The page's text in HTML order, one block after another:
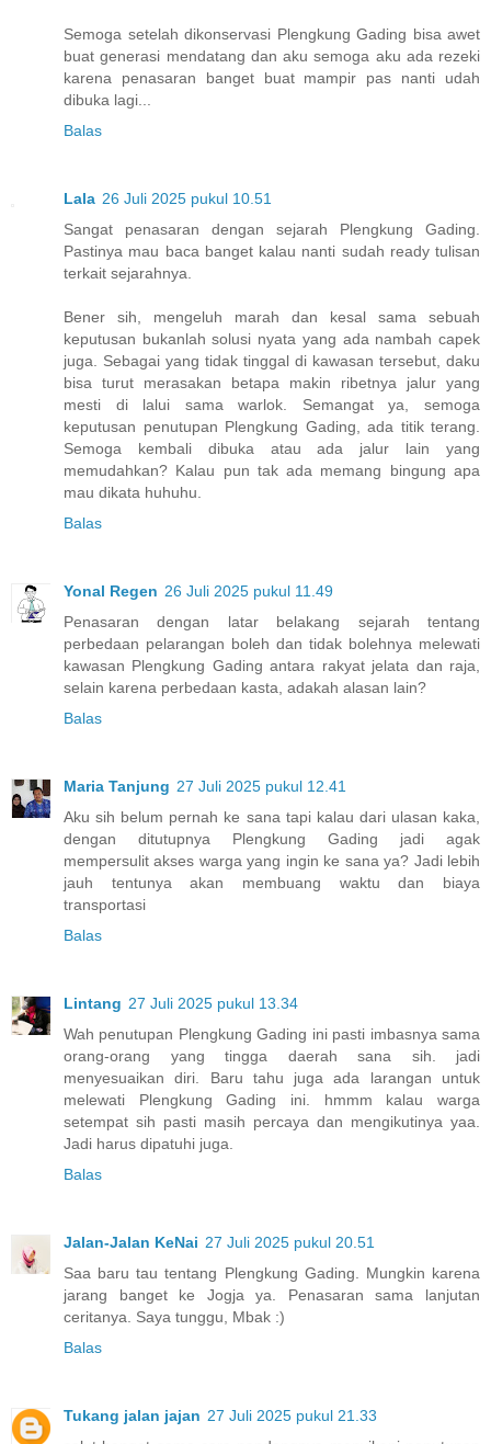
Semoga setelah dikonservasi Plengkung Gading bisa awet
buat generasi mendatang dan aku semoga aku ada rezeki
karena penasaran banget buat mampir pas nanti udah
dibuka lagi...
Balas
Lala 26 Juli 2025 pukul 10.51
Sangat penasaran dengan sejarah Plengkung Gading.
Pastinya mau baca banget kalau nanti sudah ready tulisan
terkait sejarahnya.
Bener sih, mengeluh marah dan kesal sama sebuah
keputusan bukanlah solusi nyata yang ada nambah capek
juga. Sebagai yang tidak tinggal di kawasan tersebut, daku
bisa turut merasakan betapa makin ribetnya jalur yang
mesti di lalui sama warlok. Semangat ya, semoga
keputusan penutupan Plengkung Gading, ada titik terang.
Semoga kembali dibuka atau ada jalur lain yang
memudahkan? Kalau pun tak ada memang bingung apa
mau dikata huhuhu.
Balas
Yonal Regen 26 Juli 2025 pukul 11.49
Penasaran dengan latar belakang sejarah tentang
perbedaan pelarangan boleh dan tidak bolehnya melewati
kawasan Plengkung Gading antara rakyat jelata dan raja,
selain karena perbedaan kasta, adakah alasan lain?
Balas
Maria Tanjung 27 Juli 2025 pukul 12.41
Aku sih belum pernah ke sana tapi kalau dari ulasan kaka,
dengan ditutupnya Plengkung Gading jadi agak
mempersulit akses warga yang ingin ke sana ya? Jadi lebih
jauh tentunya akan membuang waktu dan biaya
transportasi
Balas
Lintang 27 Juli 2025 pukul 13.34
Wah penutupan Plengkung Gading ini pasti imbasnya sama
orang-orang yang tingga daerah sana sih. jadi
menyesuaikan diri. Baru tahu juga ada larangan untuk
melewati Plengkung Gading ini. hmmm kalau warga
setempat sih pasti masih percaya dan mengikutinya yaa.
Jadi harus dipatuhi juga.
Balas
Jalan-Jalan KeNai 27 Juli 2025 pukul 20.51
Saa baru tau tentang Plengkung Gading. Mungkin karena
jarang banget ke Jogja ya. Penasaran sama lanjutan
ceritanya. Saya tunggu, Mbak :)
Balas
Tukang jalan jajan 27 Juli 2025 pukul 21.33